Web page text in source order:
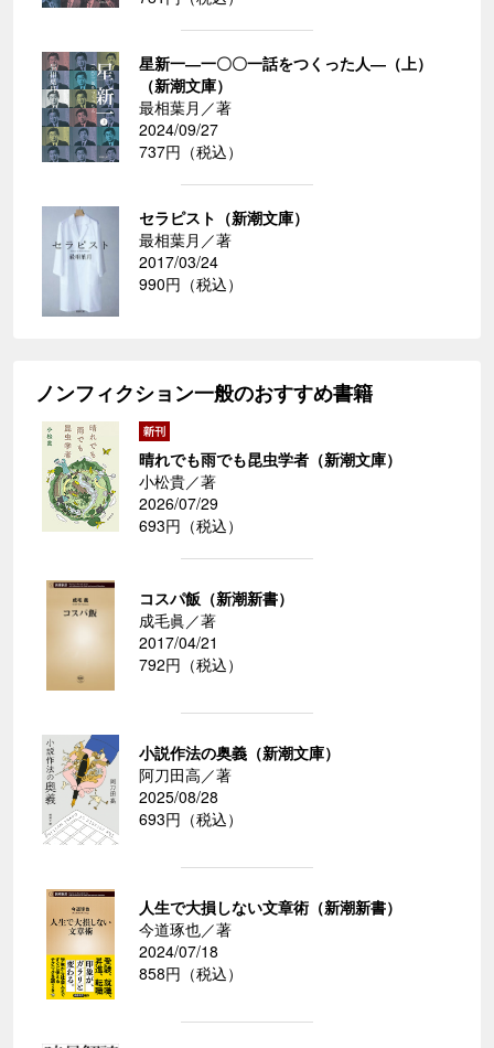
星新一―一〇〇一話をつくった人―（上）
（新潮文庫）
最相葉月／著
2024/09/27
737円（税込）
セラピスト（新潮文庫）
最相葉月／著
2017/03/24
990円（税込）
ノンフィクション一般のおすすめ書籍
晴れでも雨でも昆虫学者（新潮文庫）
小松貴／著
2026/07/29
693円（税込）
コスパ飯（新潮新書）
成毛眞／著
2017/04/21
792円（税込）
小説作法の奥義（新潮文庫）
阿刀田高／著
2025/08/28
693円（税込）
人生で大損しない文章術（新潮新書）
今道琢也／著
2024/07/18
858円（税込）